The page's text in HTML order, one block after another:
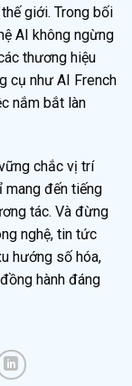
giới. Trong bối
AI không ngừng
thương hiệu
cụ như AI French
nắm bắt làn
chắc vị trí
mang đến tiếng
tác. Và đừng
nghệ, tin tức
hướng số hóa,
hành đáng